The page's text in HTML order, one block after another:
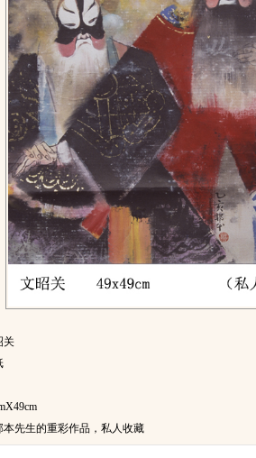
关
本先生的重彩作品，私人收藏